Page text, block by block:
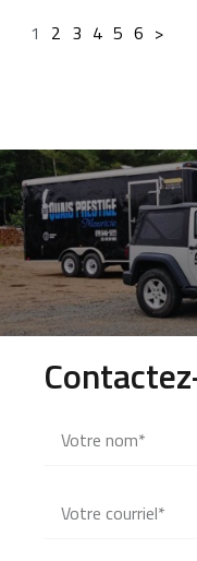
1 2 3 4 5 6 >